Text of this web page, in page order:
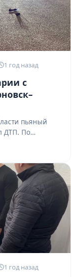
1 год назад
с
пьяный
ДТП. По
1 год назад